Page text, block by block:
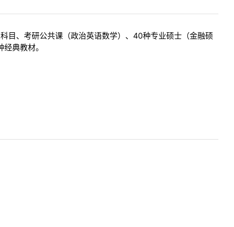
目、考研公共课（政治英语数学）、40种专业硕士（金融硕
典教材。